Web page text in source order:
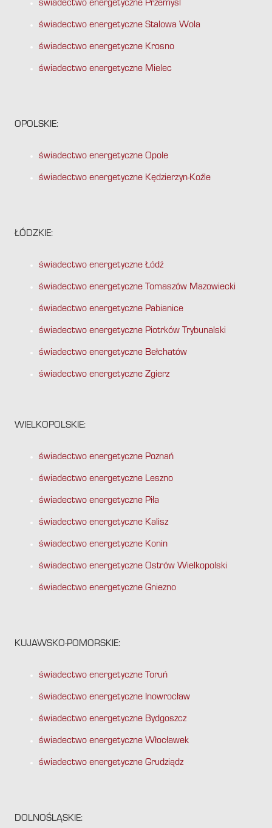
świadectwo energetyczne Przemyśl
świadectwo energetyczne Stalowa Wola
świadectwo energetyczne Krosno
świadectwo energetyczne Mielec
OPOLSKIE:
świadectwo energetyczne Opole
świadectwo energetyczne Kędzierzyn-Koźle
ŁÓDZKIE:
świadectwo energetyczne Łódź
świadectwo energetyczne Tomaszów Mazowiecki
świadectwo energetyczne Pabianice
świadectwo energetyczne Piotrków Trybunalski
świadectwo energetyczne Bełchatów
świadectwo energetyczne Zgierz
WIELKOPOLSKIE:
świadectwo energetyczne Poznań
świadectwo energetyczne Leszno
świadectwo energetyczne Piła
świadectwo energetyczne Kalisz
świadectwo energetyczne Konin
świadectwo energetyczne Ostrów Wielkopolski
świadectwo energetyczne Gniezno
KUJAWSKO-POMORSKIE:
świadectwo energetyczne Toruń
świadectwo energetyczne Inowrocław
świadectwo energetyczne Bydgoszcz
świadectwo energetyczne Włocławek
świadectwo energetyczne Grudziądz
DOLNOŚLĄSKIE: